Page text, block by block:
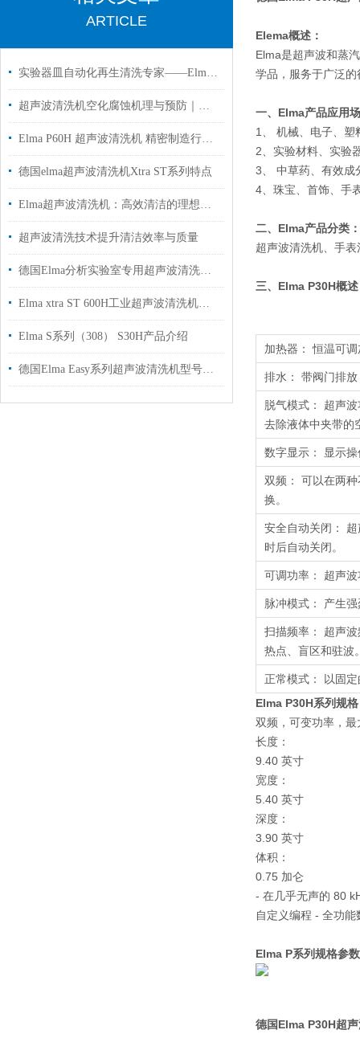
ARTICLE
实验器皿自动化再生清洗专家——Elma实验室清洗机应用解析
超声波清洗机空化腐蚀机理与预防｜德国 Elma 工厂专业解答
Elma P60H 超声波清洗机 精密制造行业应用解析
德国elma超声波清洗机Xtra ST系列特点
Elma超声波清洗机：高效清洁的理想之选
超声波清洗技术提升清洁效率与质量
德国Elma分析实验室专用超声波清洗机P180H国内代理现货
Elma xtra ST 600H工业超声波清洗机介绍
Elma S系列（308） S30H产品介绍
德国Elma Easy系列超声波清洗机型号介绍
Elema概述：
Elma是超声波和蒸
学品，服务于广泛
一、Elma产品应用
1、 机械、电子、塑
2、实验材料、实验
3、 中草药、有效成
4、珠宝、首饰、手
二、Elma产品分类：
超声波清洗机、手
三、 Elma P30H概
加热器： 恒温可
排水： 带阀门排
脱气模式： 超声
去除液体中夹带的
数字显示： 显示
双频： 可以在两
换。
安全自动关闭：
时后自动关闭。
可调功率： 超声
脉冲模式： 产生
扫描频率： 超声
热点、盲区和驻波
正常模式： 以固
Elma P30H系列规
双频，可变功率，最
长度：
9.40 英寸
宽度：
5.40 英寸
深度：
3.90 英寸
体积：
0.75 加仑
- 在几乎无声的 80
自定义编程 - 全功
Elma P系列规格参
德国Elma P30H超